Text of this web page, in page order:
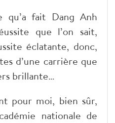
qu’a fait Dang Anh
que l’on sait,
éclatante, donc,
d’une carrière que
brillante…
pour moi, bien sûr,
nationale de